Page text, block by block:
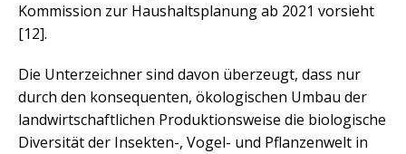
Kommission zur Haushaltsplanung ab 2021 vorsieht
[12].
Die Unterzeichner sind davon überzeugt, dass nur
durch den konsequenten, ökologischen Umbau der
landwirtschaftlichen Produktionsweise die biologische
Diversität der Insekten-, Vogel- und Pflanzenwelt in